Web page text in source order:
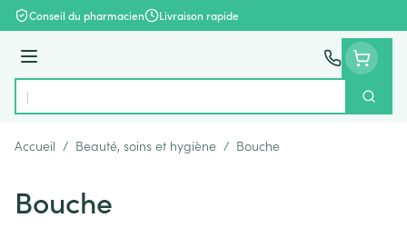
Aller au contenu
Conseil du pharmacien Livraison rapide
Menu
Rechercher
Accueil / Beauté, soins et hygiène / Bouche
Bouche